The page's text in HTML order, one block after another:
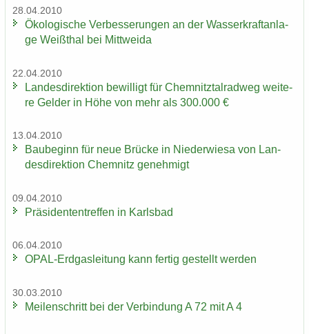
28.04.2010
Öko­lo­gi­sche Ver­bes­se­run­gen an der Was­ser­kraft­an­la­
ge Weiß­thal bei Mitt­wei­da
22.04.2010
Lan­des­di­rek­ti­on be­wil­ligt für Chem­nitz­tal­rad­weg wei­te­
re Gel­der in Höhe von mehr als 300.000 €
13.04.2010
Bau­be­ginn für neue Brü­cke in Nie­der­wie­sa von Lan­
des­di­rek­ti­on Chem­nitz ge­neh­migt
09.04.2010
Prä­si­den­ten­tref­fen in Karls­bad
06.04.2010
OPAL-​Erdgasleitung kann fer­tig ge­stellt wer­den
30.03.2010
Mei­len­schritt bei der Ver­bin­dung A 72 mit A 4